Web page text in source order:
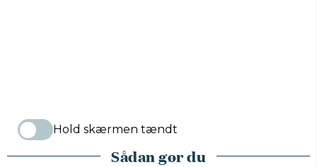
Hold skærmen tændt
Sådan gør du